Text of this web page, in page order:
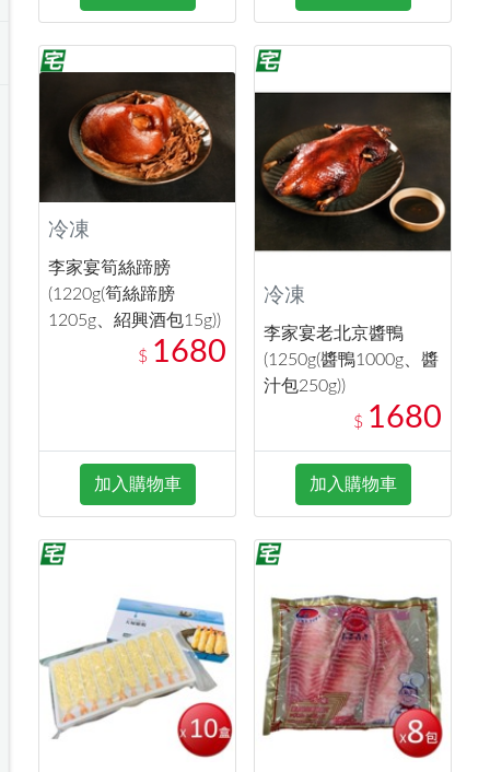
冷凍
李家宴筍絲蹄膀
(1220g(筍絲蹄膀
1205g、紹興酒包15g))
$ 1680
加入購物車
冷凍
李家宴老北京醬鴨
(1250g(醬鴨1000g、醬
汁包250g))
$ 1680
加入購物車